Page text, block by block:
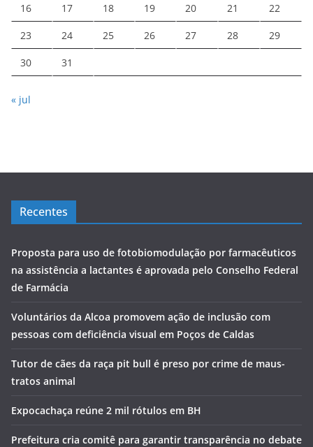
16 17 18 19 20 21 22
23 24 25 26 27 28 29
30 31
« jul
Recentes
Proposta para uso de fotobiomodulação por farmacêuticos
na assistência a lactantes é aprovada pelo Conselho Federal
de Farmácia
Voluntários da Alcoa promovem ação de inclusão com
pessoas com deficiência visual em Poços de Caldas
Tutor de cães da raça pit bull é preso por crime de maus-
tratos animal
Expocachaça reúne 2 mil rótulos em BH
Prefeitura cria comitê para garantir transparência no debate